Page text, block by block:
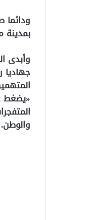
ودائما
بمدينة
«يضغط
والوطن.